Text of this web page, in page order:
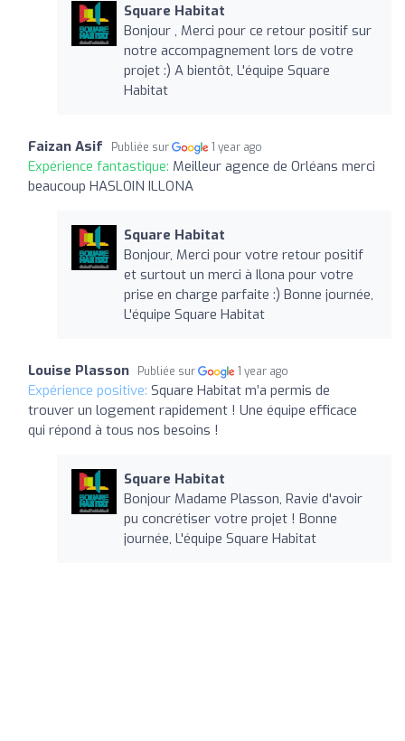
Square Habitat
Bonjour , Merci pour ce retour positif sur
notre accompagnement lors de votre
projet :) A bientôt, L'équipe Square
Habitat
Faizan Asif Publiée sur 1 year ago
Expérience fantastique: Meilleur agence de Orléans merci
beaucoup HASLOIN ILLONA
Square Habitat
Bonjour, Merci pour votre retour positif
et surtout un merci à Ilona pour votre
prise en charge parfaite :) Bonne journée,
L'équipe Square Habitat
Louise Plasson Publiée sur 1 year ago
Expérience positive: Square Habitat m’a permis de
trouver un logement rapidement ! Une équipe efficace
qui répond à tous nos besoins !
Square Habitat
Bonjour Madame Plasson, Ravie d'avoir
pu concrétiser votre projet ! Bonne
journée, L'équipe Square Habitat